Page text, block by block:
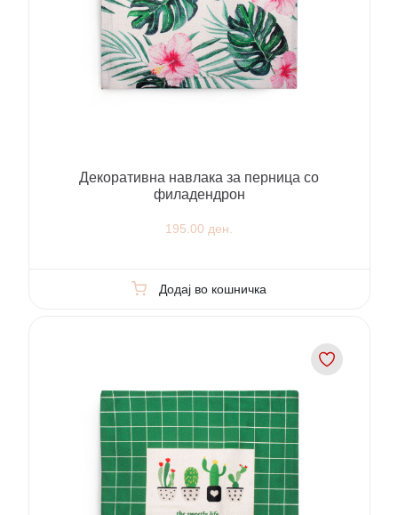
Декоративна навлака за перница со
филадендрон
195.00 ден.
Додај во кошничка